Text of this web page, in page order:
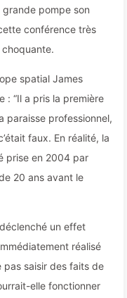
pompe son
conférence très
spatial James
: “Il a pris la première
paraisse professionnel,
faux. En réalité, la
prise en 2004 par
20 ans avant le
un effet
réalisé
pas saisir des faits de
elle fonctionner